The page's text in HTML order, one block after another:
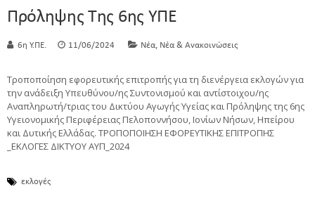
Πρόληψης Της 6ης ΥΠΕ
6η Υ.ΠΕ. 11/06/2024 Νέα, Νέα & Ανακοινώσεις
Τροποποίηση εφορευτικής επιτροπής για τη διενέργεια εκλογών για
την ανάδειξη Υπευθύνου/ης Συντονισμού και αντίστοιχου/ης
Αναπληρωτή/τριας του Δικτύου Αγωγής Υγείας και Πρόληψης της 6ης
Υγειονομικής Περιφέρειας Πελοποννήσου, Ιονίων Νήσων, Ηπείρου
και Δυτικής Ελλάδας. ΤΡΟΠΟΠΟΙΗΣΗ ΕΦΟΡΕΥΤΙΚΗΣ ΕΠΙΤΡΟΠΗΣ
_ΕΚΛΟΓΕΣ ΔΙΚΤΥΟΥ ΑΥΠ_2024
εκλογές